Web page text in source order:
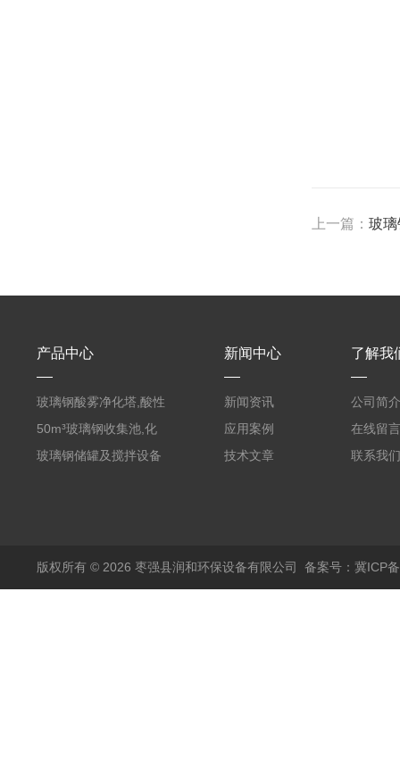
上一篇：玻
产品中心
玻璃钢酸雾净化塔,酸性
废气洗涤塔处理工艺
50m³玻璃钢收集池,化
粪罐
玻璃钢储罐及搅拌设备
新闻中心
新闻资讯
应用案例
技术文章
了解我
公司简介
在线留言
联系我们
版权所有 © 2026 枣强县润和环保设备有限公司 备案号：冀ICP